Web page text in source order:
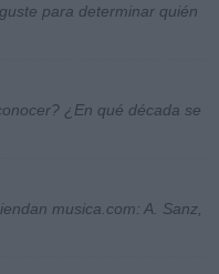
para determinar quién
¿En qué década se
musica.com: A. Sanz,